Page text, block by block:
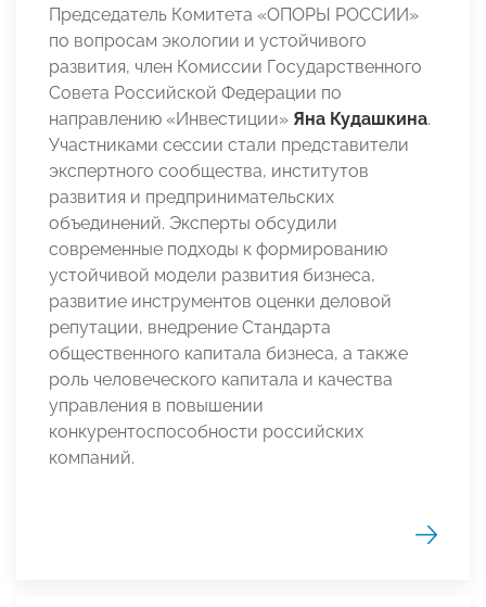
Председатель Комитета «ОПОРЫ РОССИИ»
по вопросам экологии и устойчивого
развития, член Комиссии Государственного
Совета Российской Федерации по
направлению «Инвестиции» Яна Кудашкина.
Участниками сессии стали представители
экспертного сообщества, институтов
развития и предпринимательских
объединений. Эксперты обсудили
современные подходы к формированию
устойчивой модели развития бизнеса,
развитие инструментов оценки деловой
репутации, внедрение Стандарта
общественного капитала бизнеса, а также
роль человеческого капитала и качества
управления в повышении
конкурентоспособности российских
компаний.